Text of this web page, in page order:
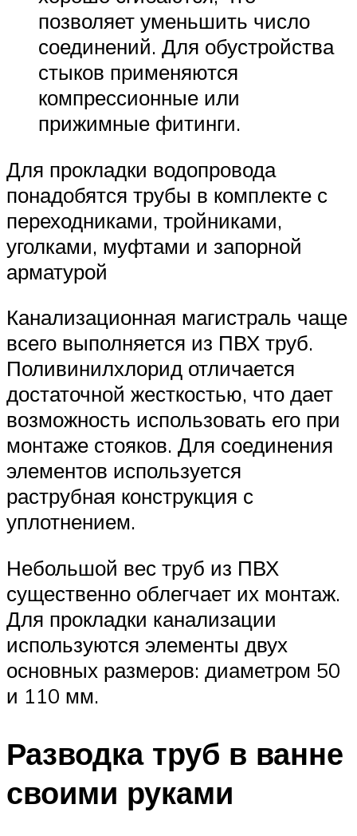
позволяет уменьшить число
соединений. Для обустройства
стыков применяются
компрессионные или
прижимные фитинги.
Для прокладки водопровода
понадобятся трубы в комплекте с
переходниками, тройниками,
уголками, муфтами и запорной
арматурой
Канализационная магистраль чаще
всего выполняется из ПВХ труб.
Поливинилхлорид отличается
достаточной жесткостью, что дает
возможность использовать его при
монтаже стояков. Для соединения
элементов используется
раструбная конструкция с
уплотнением.
Небольшой вес труб из ПВХ
существенно облегчает их монтаж.
Для прокладки канализации
используются элементы двух
основных размеров: диаметром 50
и 110 мм.
Разводка труб в ванне
своими руками